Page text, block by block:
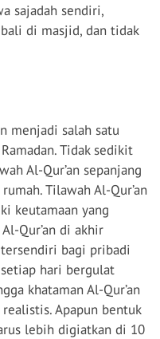
sajadah sendiri,
di masjid, dan tidak
menjadi salah satu
Tidak sedikit
Al-Qur’an sepanjang
Tilawah Al-Qur’an
keutamaan yang
Qur’an di akhir
bagi pribadi
hari bergulat
khataman Al-Qur’an
Apapun bentuk
lebih digiatkan di 10